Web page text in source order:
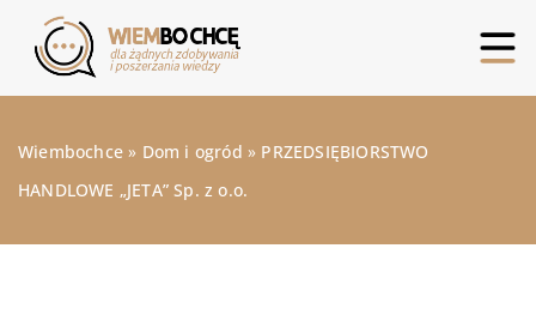
Wiembochce » Dom i ogród » PRZEDSIĘBIORSTWO
HANDLOWE „JETA” Sp. z o.o.